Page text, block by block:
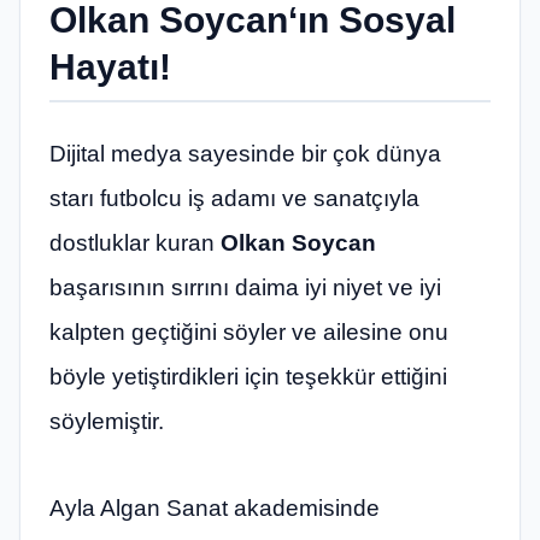
Olkan Soycan‘ın Sosyal
Hayatı!
Dijital medya sayesinde bir çok dünya
starı futbolcu iş adamı ve sanatçıyla
dostluklar kuran Olkan Soycan
başarısının sırrını daima iyi niyet ve iyi
kalpten geçtiğini söyler ve ailesine onu
böyle yetiştirdikleri için teşekkür ettiğini
söylemiştir.
Ayla Algan Sanat akademisinde